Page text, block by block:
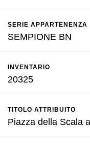
SERIE APPARTENENZA
SEMPIONE BN
INVENTARIO
20325
TITOLO ATTRIBUITO
Piazza della Scala